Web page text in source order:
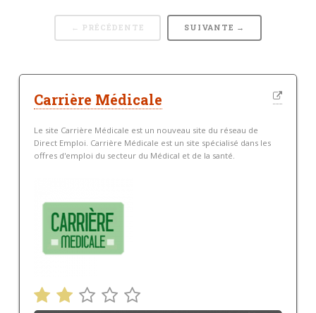
← PRÉCÉDENTE SUIVANTE →
Carrière Médicale
Le site Carrière Médicale est un nouveau site du réseau de
Direct Emploi. Carrière Médicale est un site spécialisé dans les
offres d'emploi du secteur du Médical et de la santé.